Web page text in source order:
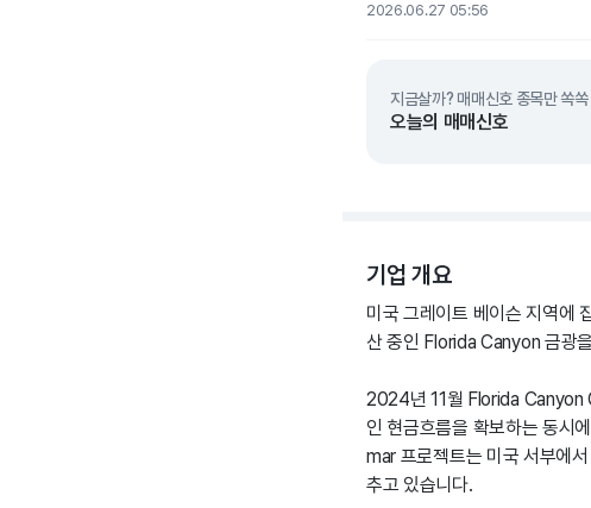
2026.06.27 05:56
지금살까? 매매신호 종목만 쏙쏙
오늘의 매매신호
기업 개요
미국 그레이트 베이슨 지역에
산 중인 Florida Canyon 금광
2024년 11월 Florida Canyon
인 현금흐름을 확보하는 동시
mar 프로젝트는 미국 서부에
추고 있습니다.